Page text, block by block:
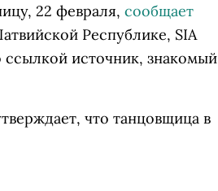
22 февраля, сообщает
Республике, SIA
ссылкой источник, знакомый
что танцовщица в